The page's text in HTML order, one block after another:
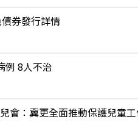
券發行詳情
例 8人不治
會：冀更全面推動保護兒童